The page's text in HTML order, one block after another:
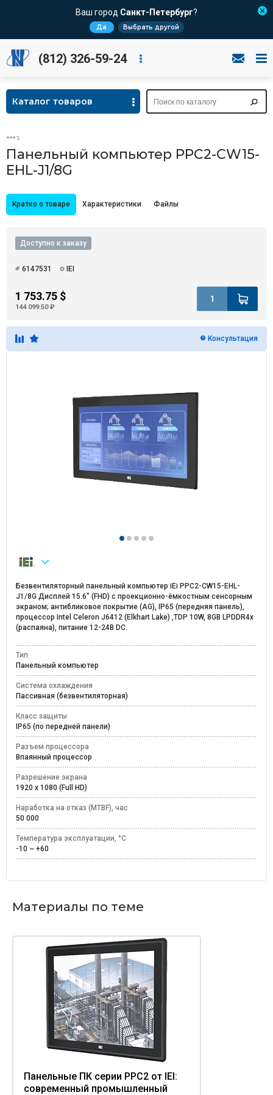
Ваш город Санкт-Петербург?
Да Выбрать другой
(812) 326-59-24
Каталог товаров
Панельный компьютер PPC2-CW15-
EHL-J1/8G
Кратко о товаре Характеристики Файлы
Доступно к заказу
6147531 IEI
1 753.75 $
144 099.50 ₽
Консультация
Безвентиляторный панельный компьютер iEi PPC2-CW15-EHL-
J1/8G Дисплей 15.6" (FHD) с проекционно-ёмкостным сенсорным
экраном; антибликовое покрытие (AG), IP65 (передняя панель),
процессор Intel Celeron J6412 (Elkhart Lake) ,TDP 10W, 8GB LPDDR4x
(распаяна), питание 12-24В DC.
Тип
Панельный компьютер
Система охлаждения
Пассивная (безвентиляторная)
Класс защиты
IP65 (по передней панели)
Разъем процессора
Впаянный процессор
Разрешение экрана
1920 x 1080 (Full HD)
Наработка на отказ (MTBF), час
50 000
Температура эксплуатации, °C
-10 ~ +60
Материалы по теме
Панельные ПК серии PPC2 от IEI:
современный промышленный